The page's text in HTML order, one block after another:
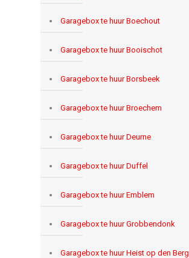
Garagebox te huur Boechout
Garagebox te huur Booischot
Garagebox te huur Borsbeek
Garagebox te huur Broechem
Garagebox te huur Deurne
Garagebox te huur Duffel
Garagebox te huur Emblem
Garagebox te huur Grobbendonk
Garagebox te huur Heist op den Berg